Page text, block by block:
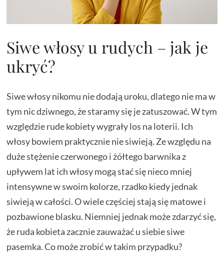
Siwe włosy u rudych – jak je
ukryć?
Siwe włosy nikomu nie dodają uroku, dlatego nie ma w
tym nic dziwnego, że staramy się je zatuszować. W tym
względzie rude kobiety wygrały los na loterii. Ich
włosy bowiem praktycznie nie siwieją. Ze względu na
duże stężenie czerwonego i żółtego barwnika z
upływem lat ich włosy mogą stać się nieco mniej
intensywne w swoim kolorze, rzadko kiedy jednak
siwieją w całości. O wiele częściej stają się matowe i
pozbawione blasku. Niemniej jednak może zdarzyć się,
że ruda kobieta zacznie zauważać u siebie siwe
pasemka. Co może zrobić w takim przypadku?